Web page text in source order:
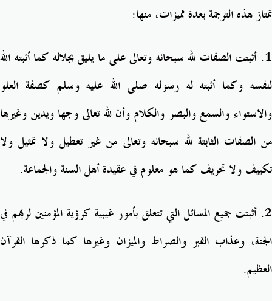
تمتاز هذه الترجمة بعدة مميزات، منها:
1. أثبتت الصفات لله سبحانه وتعالى على ما يليق بجلاله كما أثبته الله
لنفسه وكما أثبته له رسوله صلى الله عليه وسلم كصفة العلو
والاستواء والسمع والبصر والكلام وأن لله تعالى وجها ويدين وغيرها
من الصفات الثابتة لله سبحانه وتعالى من غير تعطيل ولا تمثيل ولا
تكييف ولا تحريف كما هو معلوم في عقيدة أهل السنة والجماعة.
2. أثبتت جميع المسائل التي تتعلق بأمور غيبية كرؤية المؤمنين لربهم في
الجنة، وعذاب القبر والصراط والميزان وغيرها كما ذكرها القرآن
العظيم.